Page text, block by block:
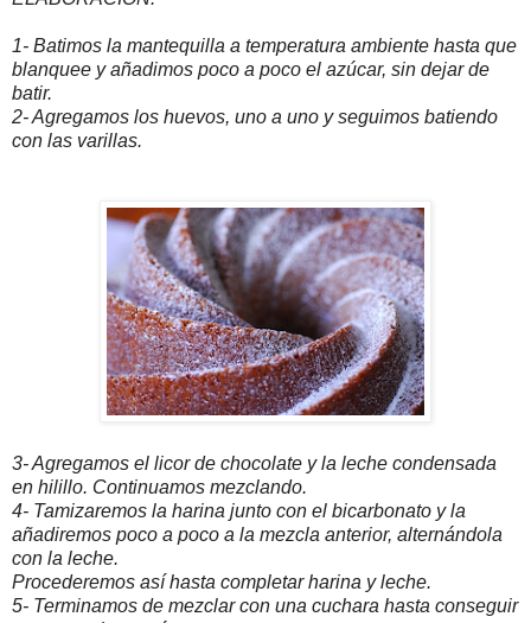
1- Batimos la mantequilla a temperatura ambiente hasta que
blanquee y añadimos poco a poco el azúcar, sin dejar de
batir.
2- Agregamos los huevos, uno a uno y seguimos batiendo
con las varillas.
3- Agregamos el licor de chocolate y la leche condensada
en hilillo. Continuamos mezclando.
4- Tamizaremos la harina junto con el bicarbonato y la
añadiremos poco a poco a la mezcla anterior, alternándola
con la leche.
Procederemos así hasta completar harina y leche.
5- Terminamos de mezclar con una cuchara hasta conseguir